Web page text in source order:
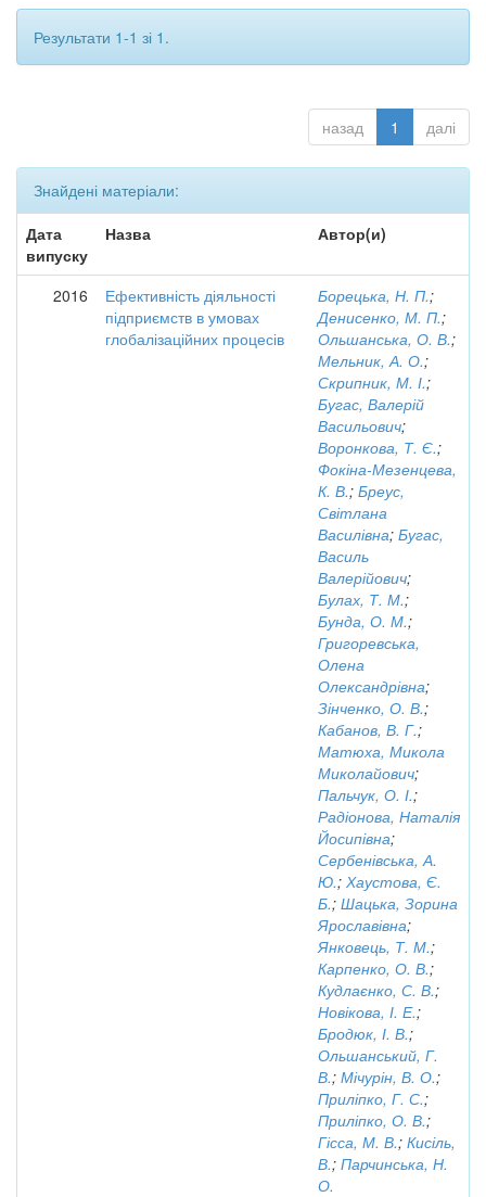
Результати 1-1 зі 1.
назад 1 далі
Знайдені матеріали:
Дата
випуску
Назва Автор(и)
2016
Ефективність діяльності
підприємств в умовах
глобалізаційних процесів
Борецька, Н. П.;
Денисенко, М. П.;
Ольшанська, О. В.;
Мельник, А. О.;
Скрипник, М. І.;
Бугас, Валерій
Васильович;
Воронкова, Т. Є.;
Фокіна-Мезенцева,
К. В.; Бреус,
Світлана
Василівна; Бугас,
Василь
Валерійович;
Булах, Т. М.;
Бунда, О. М.;
Григоревська,
Олена
Олександрівна;
Зінченко, О. В.;
Кабанов, В. Г.;
Матюха, Микола
Миколайович;
Пальчук, О. І.;
Радіонова, Наталія
Йосипівна;
Сербенівська, А.
Ю.; Хаустова, Є.
Б.; Шацька, Зорина
Ярославівна;
Янковець, Т. М.;
Карпенко, О. В.;
Кудлаєнко, С. В.;
Новікова, І. Е.;
Бродюк, І. В.;
Ольшанський, Г.
В.; Мічурін, В. О.;
Приліпко, Г. С.;
Приліпко, О. В.;
Гісса, М. В.; Кисіль,
В.; Парчинська, Н.
О.